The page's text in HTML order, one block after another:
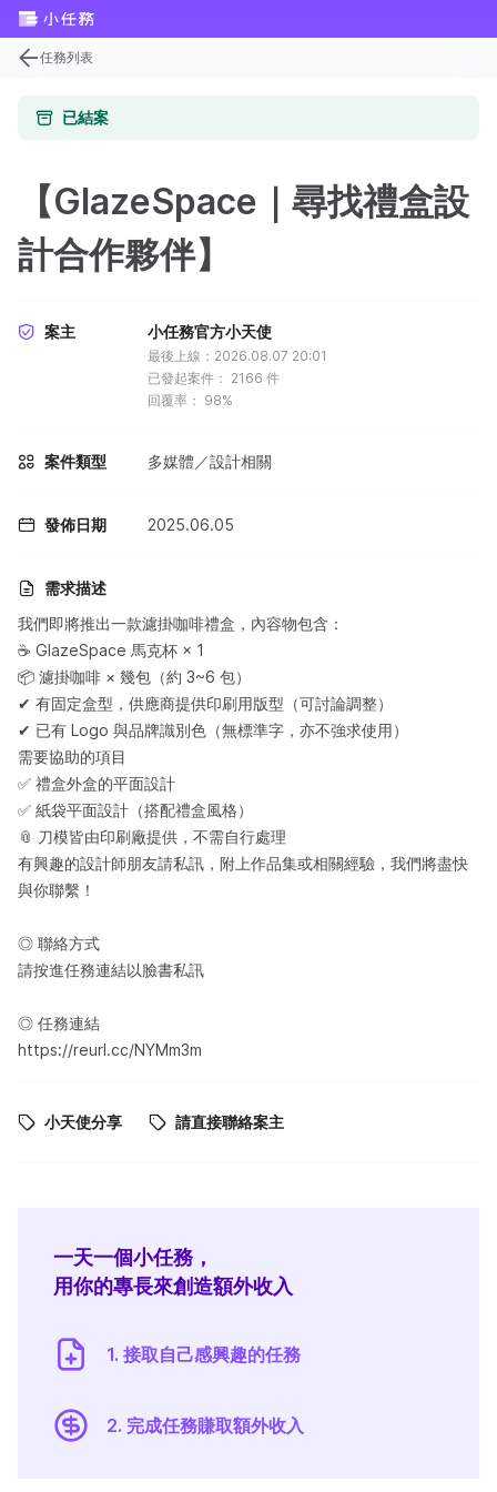
任務列表
已結案
【GlazeSpace｜尋找禮盒設
計合作夥伴】
案主 小任務官方小天使
最後上線：2026.08.07 20:01
已發起案件： 2166 件
回覆率： 98%
案件類型 多媒體／設計相關
發佈日期 2025.06.05
需求描述
我們即將推出一款濾掛咖啡禮盒，內容物包含：
☕ GlazeSpace 馬克杯 × 1
📦 濾掛咖啡 × 幾包（約 3~6 包）
✔ 有固定盒型，供應商提供印刷用版型（可討論調整）
✔ 已有 Logo 與品牌識別色（無標準字，亦不強求使用）
需要協助的項目
✅ 禮盒外盒的平面設計
✅ 紙袋平面設計（搭配禮盒風格）
📎 刀模皆由印刷廠提供，不需自行處理
有興趣的設計師朋友請私訊，附上作品集或相關經驗，我們將盡快
與你聯繫！
◎ 聯絡方式
請按進任務連結以臉書私訊
◎ 任務連結
https://reurl.cc/NYMm3m
小天使分享 請直接聯絡案主
一天一個小任務，
用你的專長來創造額外收入
1. 接取自己感興趣的任務
2. 完成任務賺取額外收入